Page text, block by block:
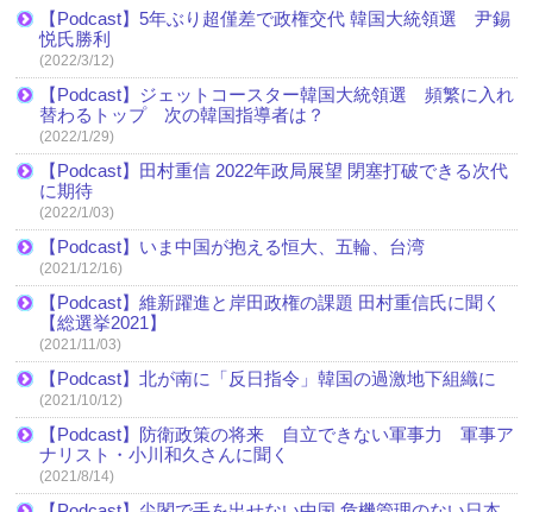
【Podcast】5年ぶり超僅差で政権交代 韓国大統領選 尹錫
悦氏勝利
(2022/3/12)
【Podcast】ジェットコースター韓国大統領選 頻繁に入れ
替わるトップ 次の韓国指導者は？
(2022/1/29)
【Podcast】田村重信 2022年政局展望 閉塞打破できる次代
に期待
(2022/1/03)
【Podcast】いま中国が抱える恒大、五輪、台湾
(2021/12/16)
【Podcast】維新躍進と岸田政権の課題 田村重信氏に聞く
【総選挙2021】
(2021/11/03)
【Podcast】北が南に「反日指令」韓国の過激地下組織に
(2021/10/12)
【Podcast】防衛政策の将来 自立できない軍事力 軍事ア
ナリスト・小川和久さんに聞く
(2021/8/14)